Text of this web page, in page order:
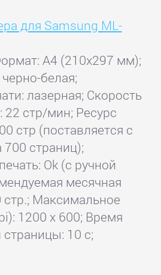
для Samsung ML-
A4 (210x297 мм);
белая;
лазерная; Скорость
22 стр/мин; Ресурс
стр (поставляется с
страниц);
Ok (с ручной
месячная
стр.; Максимальное
1200 x 600; Время
10 с;